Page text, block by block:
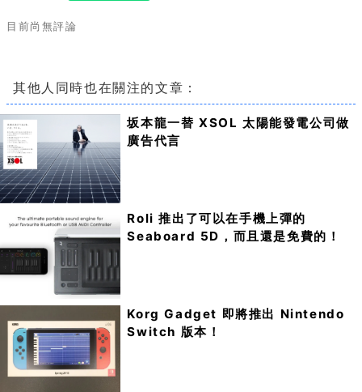
目前尚無評論
其他人同時也在關注的文章：
坂本龍一替 XSOL 太陽能發電公司做
廣告代言
Roli 推出了可以在手機上彈的
Seaboard 5D，而且還是免費的！
Korg Gadget 即將推出 Nintendo
Switch 版本！